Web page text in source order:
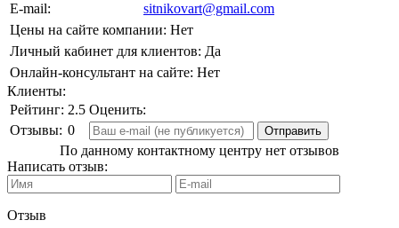
E-mail:
sitnikovart@gmail.com
Цены на сайте компании: Нет
Личный кабинет для клиентов: Да
Онлайн-консультант на сайте: Нет
Клиенты:
Рейтинг: 2.5 Оценить:
Отзывы: 0
По данному контактному центру нет отзывов
Написать отзыв:
Отзыв